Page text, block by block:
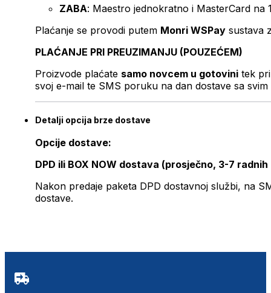
ZABA: Maestro jednokratno i MasterCard na
Plaćanje se provodi putem Monri WSPay sustava
PLAĆANJE PRI PREUZIMANJU (POUZEĆEM)
Proizvode plaćate samo novcem u gotovini tek
svoj e-mail te SMS poruku na dan dostave sa svim
Detalji opcija brze dostave
Opcije dostave:
DPD ili BOX NOW dostava (prosječno, 3-7 radnih
Nakon predaje paketa DPD dostavnoj službi, na
dostave.